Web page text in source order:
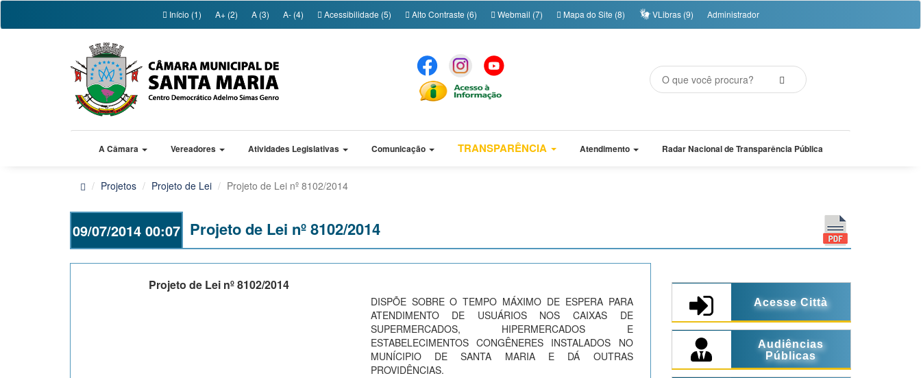
Início (1) A+ (2) A (3) A- (4) Acessibilidade (5) Alto Contraste (6) Webmail (7) Mapa do Site (8) VLibras (9) Administrador
A Câmara Vereadores Atividades Legislativas Comunicação TRANSPARÊNCIA Atendimento Radar Nacional de Transparência Pública
Projetos Projeto de Lei Projeto de Lei nº 8102/2014
09/07/2014 00:07 Projeto de Lei nº 8102/2014
Projeto de Lei nº 8102/2014
DISPÕE SOBRE O TEMPO MÁXIMO DE ESPERA PARA
ATENDIMENTO DE USUÁRIOS NOS CAIXAS DE
SUPERMERCADOS, HIPERMERCADOS E
ESTABELECIMENTOS CONGÊNERES INSTALADOS NO
MUNÍCIPIO DE SANTA MARIA E DÁ OUTRAS
PROVIDÊNCIAS.
Acesse Città
Audiências
Públicas